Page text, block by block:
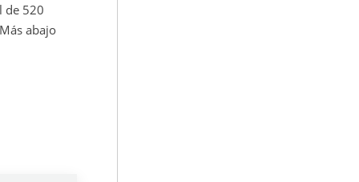
de 520
abajo